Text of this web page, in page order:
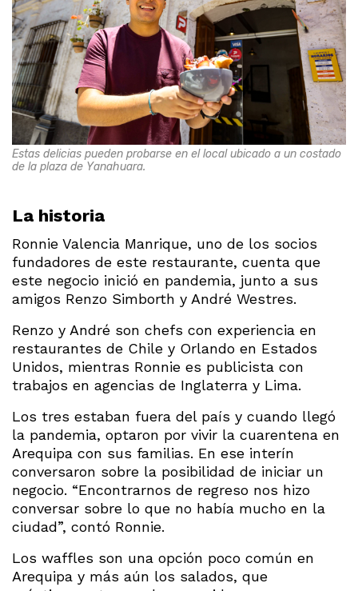
Estas delicias pueden probarse en el local ubicado a un costado
de la plaza de Yanahuara.
La historia
Ronnie Valencia Manrique, uno de los socios
fundadores de este restaurante, cuenta que
este negocio inició en pandemia, junto a sus
amigos Renzo Simborth y André Westres.
Renzo y André son chefs con experiencia en
restaurantes de Chile y Orlando en Estados
Unidos, mientras Ronnie es publicista con
trabajos en agencias de Inglaterra y Lima.
Los tres estaban fuera del país y cuando llegó
la pandemia, optaron por vivir la cuarentena en
Arequipa con sus familias. En ese interín
conversaron sobre la posibilidad de iniciar un
negocio. “Encontrarnos de regreso nos hizo
conversar sobre lo que no había mucho en la
ciudad”, contó Ronnie.
Los waffles son una opción poco común en
Arequipa y más aún los salados, que